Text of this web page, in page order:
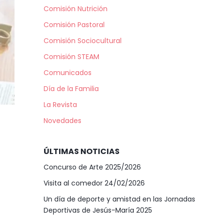
Comisión Nutrición
Comisión Pastoral
Comisión Sociocultural
Comisión STEAM
Comunicados
Día de la Familia
La Revista
Novedades
ÚLTIMAS NOTICIAS
Concurso de Arte 2025/2026
Visita al comedor 24/02/2026
Un día de deporte y amistad en las Jornadas
Deportivas de Jesús-María 2025